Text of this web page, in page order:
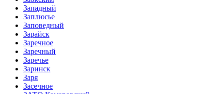
Западный
Заплюсье
Заповедный
Зарайск
Заречное
Заречный
Заречье
Заринск
Заря
Засечное